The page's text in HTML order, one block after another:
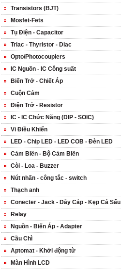
Transistors (BJT)
Mosfet-Fets
Tụ Điện - Capacitor
Triac - Thyristor - Diac
Opto/Photocouplers
IC Nguồn - IC Công suất
Biến Trở - Chiết Áp
Cuộn Cảm
Điện Trở - Resistor
IC - IC Chức Năng (DIP - SOIC)
Vi Điều Khiển
LED - Chip LED - LED COB - Đèn LED
Cảm Biến - Bộ Cảm Biến
Còi - Loa - Buzzer
Nút nhấn - công tắc - switch
Thạch anh
Conecter - Jack - Dây Cáp - Kẹp Cá Sấu
Relay
Nguồn - Biến Áp - Adapter
Cầu Chì
Aptomat - Khởi động từ
Màn Hình LCD